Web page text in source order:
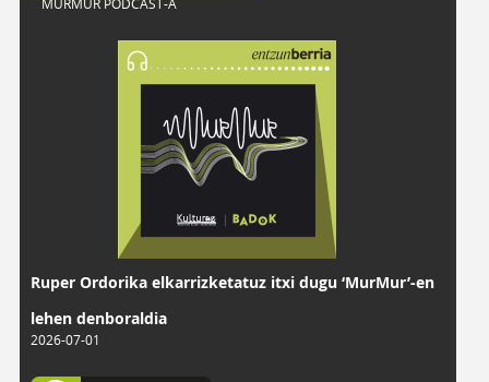
Ruper Ordorika elkarrizketatuz itxi dugu ‘MurMur’-en
lehen denboraldia
2026-07-01